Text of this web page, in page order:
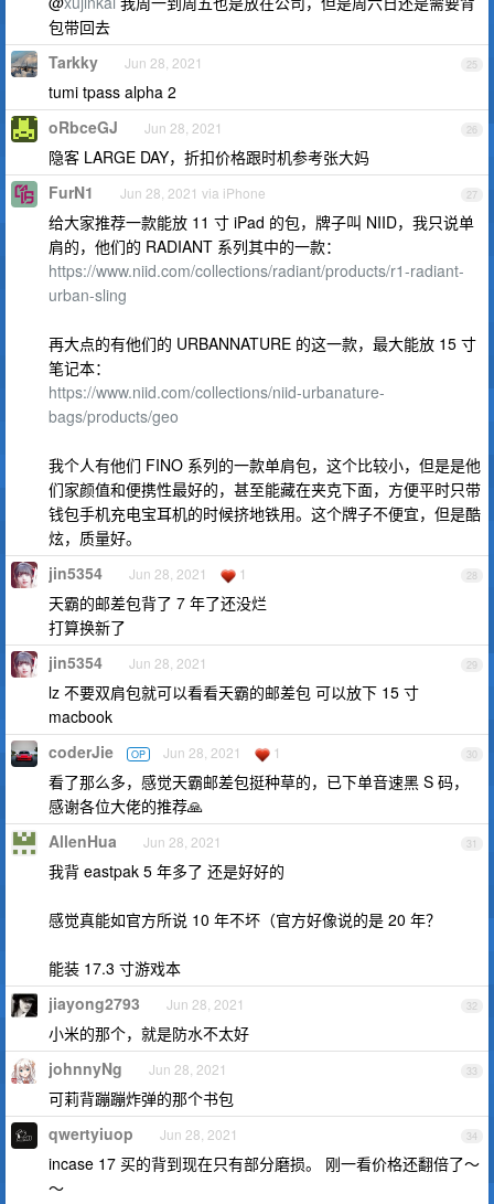
包带回去
25
Tarkky Jun 28, 2021
tumi tpass alpha 2
26
oRbceGJ Jun 28, 2021
隐客 LARGE DAY，折扣价格跟时机参考张大妈
27
FurN1 Jun 28, 2021 via iPhone
给大家推荐一款能放 11 寸 iPad 的包，牌子叫 NIID，我只说单
肩的，他们的 RADIANT 系列其中的一款：
https://www.niid.com/collections/radiant/products/r1-radiant-
urban-sling
再大点的有他们的 URBANNATURE 的这一款，最大能放 15 寸
笔记本：
https://www.niid.com/collections/niid-urbanature-
bags/products/geo
我个人有他们 FINO 系列的一款单肩包，这个比较小，但是是他
们家颜值和便携性最好的，甚至能藏在夹克下面，方便平时只带
钱包手机充电宝耳机的时候挤地铁用。这个牌子不便宜，但是酷
炫，质量好。
28
jin5354 Jun 28, 2021 1
天霸的邮差包背了 7 年了还没烂
打算换新了
29
jin5354 Jun 28, 2021
lz 不要双肩包就可以看看天霸的邮差包 可以放下 15 寸
macbook
30
coderJie OP Jun 28, 2021 1
看了那么多，感觉天霸邮差包挺种草的，已下单音速黑 S 码，
感谢各位大佬的推荐🙏
31
AllenHua Jun 28, 2021
我背 eastpak 5 年多了 还是好好的
感觉真能如官方所说 10 年不坏（官方好像说的是 20 年？
能装 17.3 寸游戏本
32
jiayong2793 Jun 28, 2021
小米的那个，就是防水不太好
33
johnnyNg Jun 28, 2021
可莉背蹦蹦炸弹的那个书包
34
qwertyiuop Jun 28, 2021
incase 17 买的背到现在只有部分磨损。 刚一看价格还翻倍了～
～